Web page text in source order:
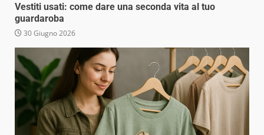
Vestiti usati: come dare una seconda vita al tuo
guardaroba
30 Giugno 2026